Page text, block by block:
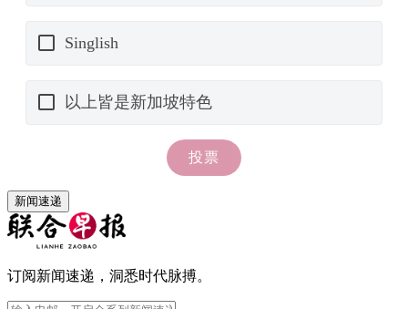
新闻速递
订阅新闻速递，洞悉时代脉搏。